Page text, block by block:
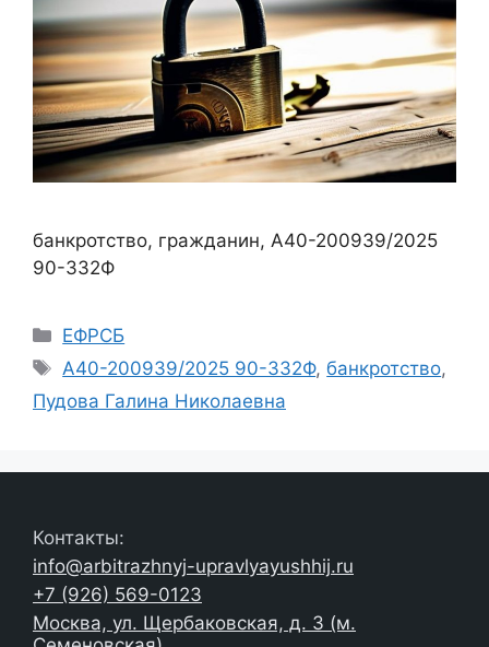
банкротство, гражданин, А40-200939/2025
90-332Ф
Рубрики
ЕФРСБ
Метки
А40-200939/2025 90-332Ф,банкротство,
Пудова Галина Николаевна
Контакты:
info@arbitrazhnyj-upravlyayushhij.ru
+7 (926) 569-0123
Москва, ул. Щербаковская, д. 3 (м.